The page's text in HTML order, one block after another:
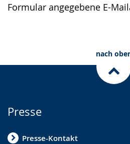
Formular angegebene E-
nach
Presse
Presse-Kontakt